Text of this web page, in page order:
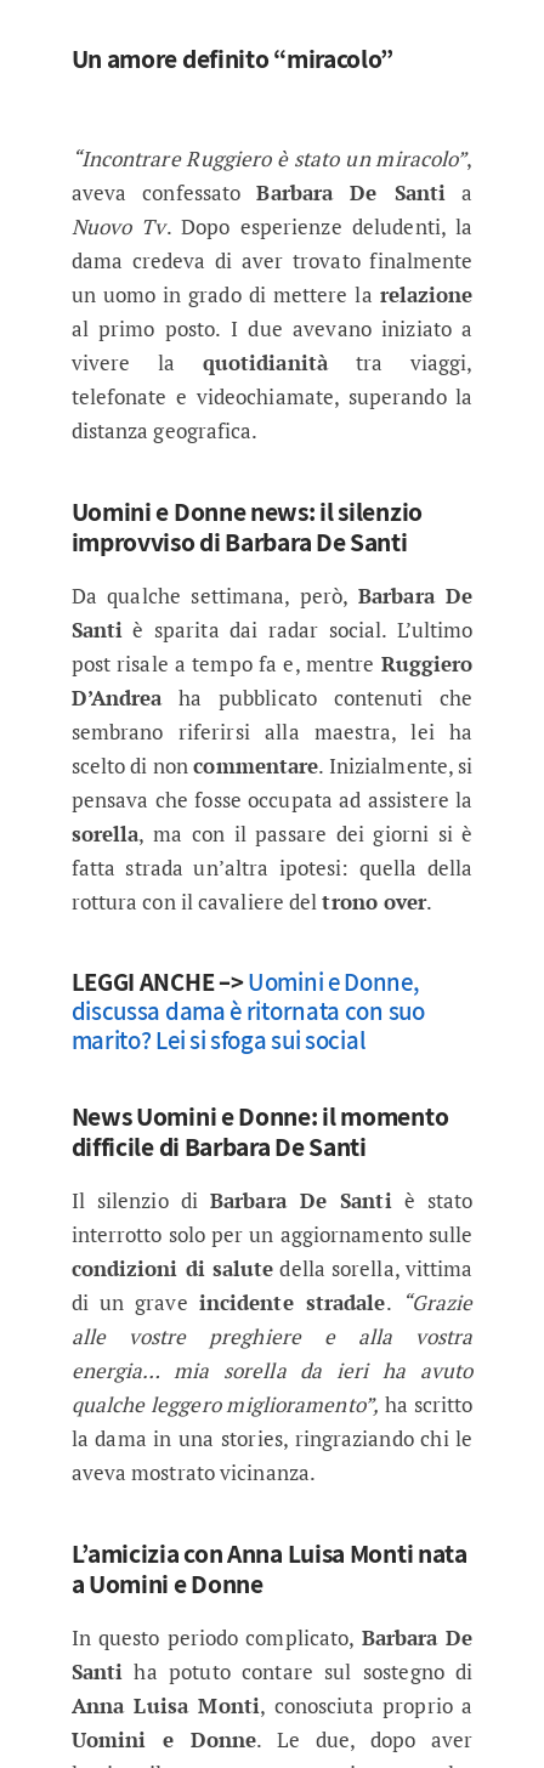
Un amore definito “miracolo”
“Incontrare Ruggiero è stato un miracolo”,
aveva confessatoBarbara De Santi a
Nuovo Tv. Dopo esperienze deludenti, la
dama credeva di aver trovato finalmente
un uomo in grado di mettere la relazione
al primo posto. I due avevano iniziato a
vivere la quotidianitàtra viaggi,
telefonate e videochiamate, superando la
distanza geografica.
Uomini e Donne news: il silenzio
improvviso di Barbara De Santi
Da qualche settimana, però,Barbara De
Santi è sparita dai radar social. L’ultimo
post risale a tempo fa e, mentre Ruggiero
D’Andreaha pubblicato contenuti che
sembrano riferirsi alla maestra, lei ha
scelto di noncommentare. Inizialmente, si
pensava che fosse occupata ad assistere la
sorella, ma con il passare dei giorni si è
fatta strada un’altra ipotesi: quella della
rottura con il cavaliere deltrono over.
LEGGI ANCHE –>Uomini e Donne,
discussa dama è ritornata con suo
marito? Lei si sfoga sui social
News Uomini e Donne: il momento
difficile di Barbara De Santi
Il silenzio diBarbara De Santiè stato
interrotto solo per un aggiornamento sulle
condizioni di salute della sorella, vittima
di un grave incidente stradale. “Grazie
alle vostre preghiere e alla vostra
energia… mia sorella da ieri ha avuto
qualche leggero miglioramento”, ha scritto
la dama in una stories, ringraziando chi le
aveva mostrato vicinanza.
L’amicizia con Anna Luisa Monti nata
a Uomini e Donne
In questo periodo complicato, Barbara De
Santi ha potuto contare sul sostegno di
Anna Luisa Monti, conosciuta proprio a
Uomini e Donne. Le due, dopo aver